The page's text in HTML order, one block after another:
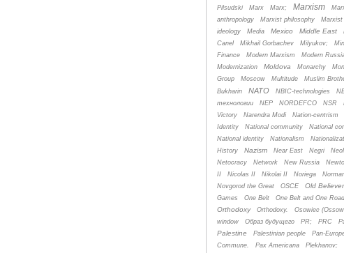
Pilsudski
Marx Marx; Marxism
anthropology
Marxist philosophy
Marxist
ideology
Media Mexico Middle East
Canel
Mikhail Gorbachev Milyukov;
Finance
Modern Marxism
Modern
Modernization
Moldova Monarchy
Group
Moscow Multitude Muslim
Bukharin
NATO NBIC-technologies
технологии
NEP NORDEFCO NSR
Victory
Narendra Modi Nation-centrism
Identity
National community
National
National identity
Nationalism
History
Nazism Near East Negri
Netocracy
Network New Russia
II
Nicolas II Nikolai II Noriega
Novgorod the Great
OSCE Old
Games
One Belt One Belt and One Road
Orthodoxy Orthodoxy. Osowiec
window
Oбраз будущего PR; PRC
Palestine Palestinian people Pan-
Commune.
Pax Americana Plekhanov;